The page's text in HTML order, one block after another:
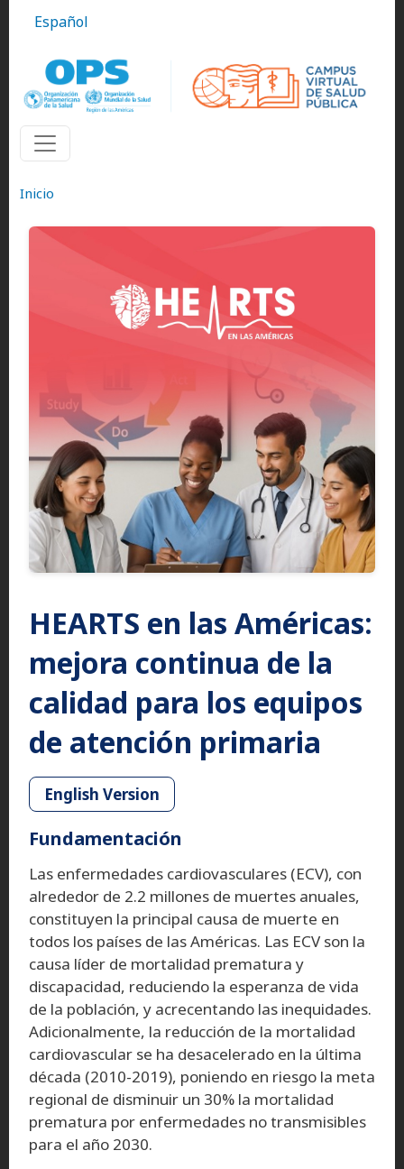
Español
Inicio
HEARTS en las Américas:
mejora continua de la
calidad para los equipos
de atención primaria
English Version
Fundamentación
Las enfermedades cardiovasculares (ECV), con
alrededor de 2.2 millones de muertes anuales,
constituyen la principal causa de muerte en
todos los países de las Américas. Las ECV son la
causa líder de mortalidad prematura y
discapacidad, reduciendo la esperanza de vida
de la población, y acrecentando las inequidades.
Adicionalmente, la reducción de la mortalidad
cardiovascular se ha desacelerado en la última
década (2010-2019), poniendo en riesgo la meta
regional de disminuir un 30% la mortalidad
prematura por enfermedades no transmisibles
para el año 2030.